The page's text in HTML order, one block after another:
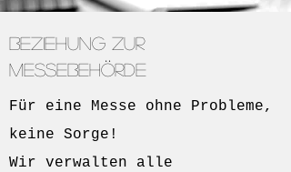
Beziehung zur
Messebehörde
Für eine Messe ohne Probleme,
keine Sorge!
Wir verwalten alle